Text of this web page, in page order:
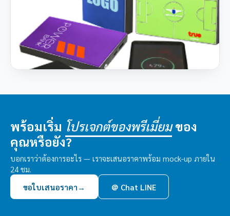
พร้อมเริ่ม โปรเจกต์ของพรีเมี่ยมของ
คุณหรือยัง?
บอกเราว่าต้องการอะไร — เราจะเสนอราคาพร้อม mock-up ภายใน
24 ชม.
ขอใบเสนอราคา → ＠ Chat LINE